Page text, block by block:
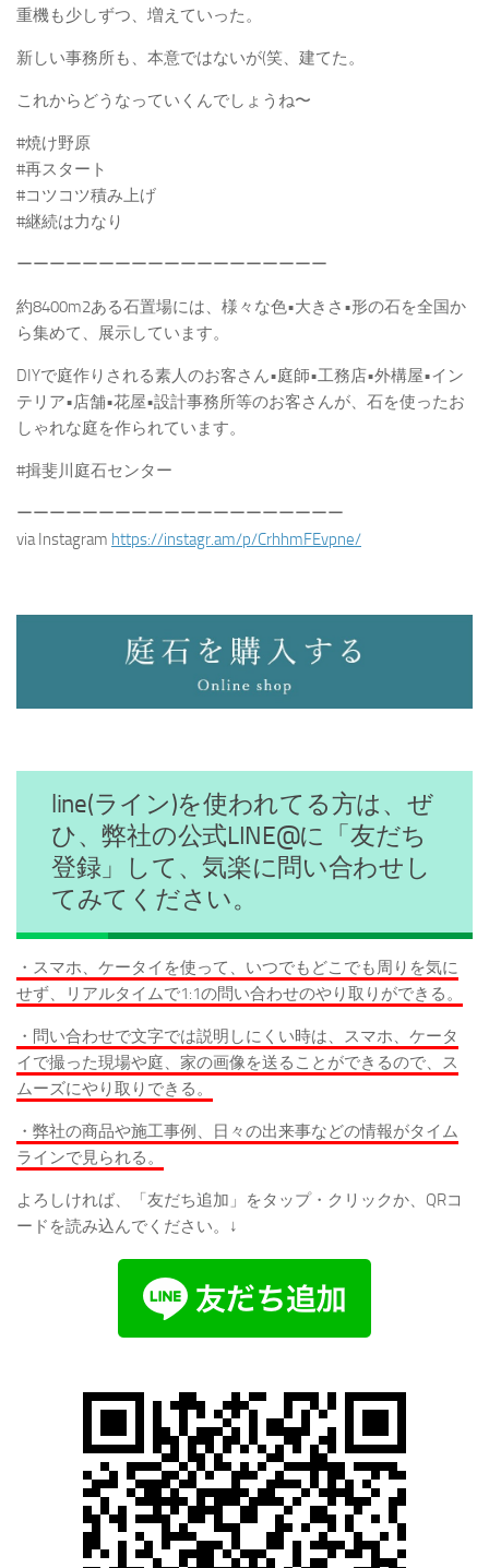
重機も少しずつ、増えていった。
新しい事務所も、本意ではないが(笑、建てた。
これからどうなっていくんでしょうね〜
#焼け野原
#再スタート
#コツコツ積み上げ
#継続は力なり
ーーーーーーーーーーーーーーーーーーー
約8400m2ある石置場には、様々な色•大きさ•形の石を全国か
ら集めて、展示しています。
DIYで庭作りされる素人のお客さん•庭師•工務店•外構屋•イン
テリア•店舗•花屋•設計事務所等のお客さんが、石を使ったお
しゃれな庭を作られています。
#揖斐川庭石センター
ーーーーーーーーーーーーーーーーーーーー
via Instagram https://instagr.am/p/CrhhmFEvpne/
line(ライン)を使われてる方は、ぜ
ひ、弊社の公式LINE@に「友だち
登録」して、気楽に問い合わせし
てみてください。
・スマホ、ケータイを使って、いつでもどこでも周りを気に
せず、リアルタイムで1:1の問い合わせのやり取りができる。
・問い合わせで文字では説明しにくい時は、スマホ、ケータ
イで撮った現場や庭、家の画像を送ることができるので、ス
ムーズにやり取りできる。
・弊社の商品や施工事例、日々の出来事などの情報がタイム
ラインで見られる。
よろしければ、「友だち追加」をタップ・クリックか、QRコ
ードを読み込んでください。↓